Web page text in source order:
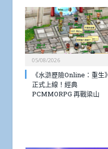
05/08/2026
《水滸歷險Online：重生》
正式上線！經典
PCMMORPG 再戰梁山